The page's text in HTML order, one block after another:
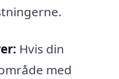
Hvis din
med